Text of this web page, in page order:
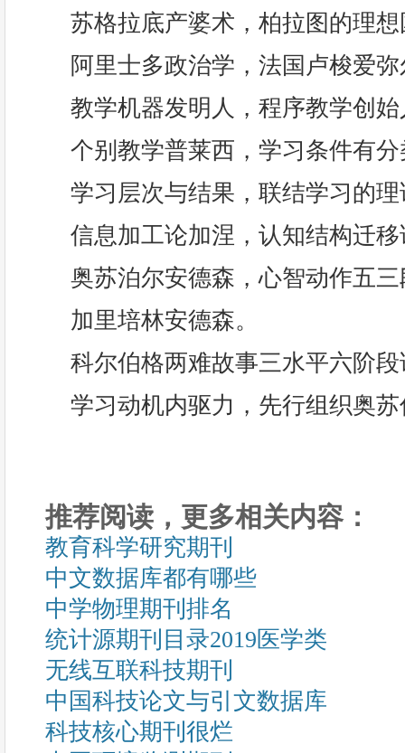
苏格拉底产婆术，柏拉图的理
阿里士多政治学，法国卢梭爱
教学机器发明人，程序教学创
个别教学普莱西，学习条件有
学习层次与结果，联结学习的
信息加工论加涅，认知结构迁
奥苏泊尔安德森，心智动作五
加里培林安德森。
科尔伯格两难故事三水平六阶
学习动机内驱力，先行组织奥
推荐阅读，更多相关内容：
教育科学研究期刊
中文数据库都有哪些
中学物理期刊排名
统计源期刊目录2019医学类
无线互联科技期刊
中国科技论文与引文数据库
科技核心期刊很烂